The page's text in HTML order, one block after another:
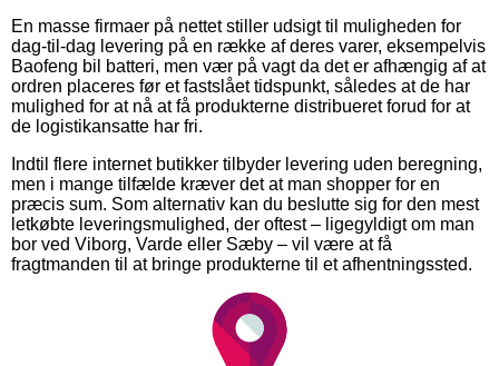
En masse firmaer på nettet stiller udsigt til muligheden for
dag-til-dag levering på en række af deres varer, eksempelvis
Baofeng bil batteri, men vær på vagt da det er afhængig af at
ordren placeres før et fastslået tidspunkt, således at de har
mulighed for at nå at få produkterne distribueret forud for at
de logistikansatte har fri.
Indtil flere internet butikker tilbyder levering uden beregning,
men i mange tilfælde kræver det at man shopper for en
præcis sum. Som alternativ kan du beslutte sig for den mest
letkøbte leveringsmulighed, der oftest – ligegyldigt om man
bor ved Viborg, Varde eller Sæby – vil være at få
fragtmanden til at bringe produkterne til et afhentningssted.